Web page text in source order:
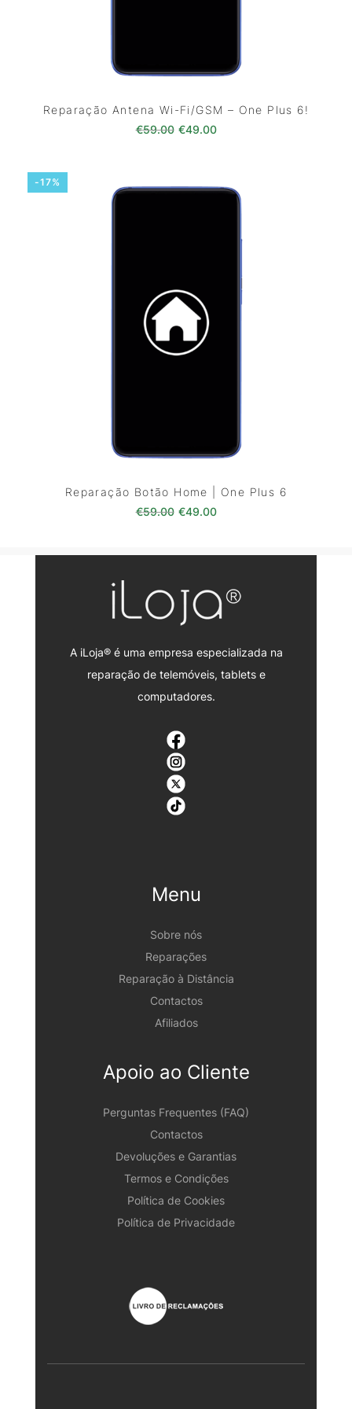
Reparação Antena Wi-Fi/GSM – One Plus 6!
€59.00 O preço original era: €59.00.
€49.00O preço atual é:
-17%
Reparação Botão Home | One Plus 6
€59.00 O preço original era: €59.00.
€49.00O preço atual é:
A iLoja® é uma empresa especializada na
reparação de telemóveis, tablets e
computadores.
Menu
Sobre nós
Reparações
Reparação à Distância
Contactos
Afiliados
Apoio ao Cliente
Perguntas Frequentes (FAQ)
Contactos
Devoluções e Garantias
Termos e Condições
Política de Cookies
Política de Privacidade